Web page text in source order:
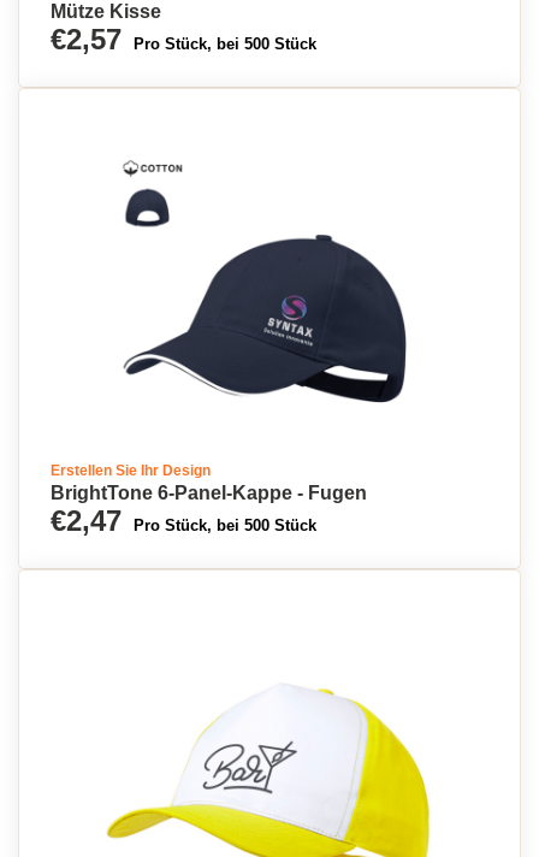
Mütze Kisse
€2,57 Pro Stück, bei 500 Stück
Erstellen Sie Ihr Design
BrightTone 6-Panel-Kappe - Fugen
€2,47 Pro Stück, bei 500 Stück